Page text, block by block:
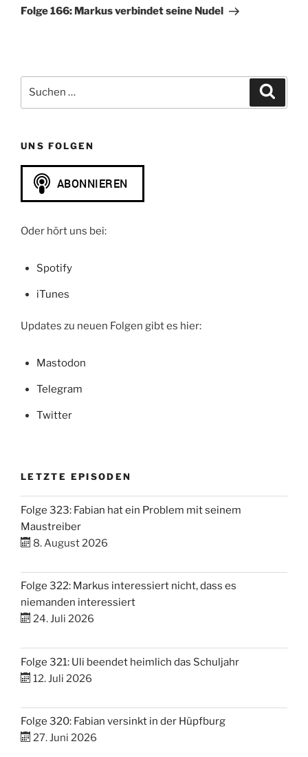
Beitrag
Folge 166: Markus verbindet seine Nudel
nach:
UNS FOLGEN
Oder hört uns bei:
Spotify
iTunes
Updates zu neuen Folgen gibt es hier:
Mastodon
Telegram
Twitter
LETZTE EPISODEN
Folge 323: Fabian hat ein Problem mit seinem
Maustreiber
8. August 2026
Folge 322: Markus interessiert nicht, dass es
niemanden interessiert
24. Juli 2026
Folge 321: Uli beendet heimlich das Schuljahr
12. Juli 2026
Folge 320: Fabian versinkt in der Hüpfburg
27. Juni 2026